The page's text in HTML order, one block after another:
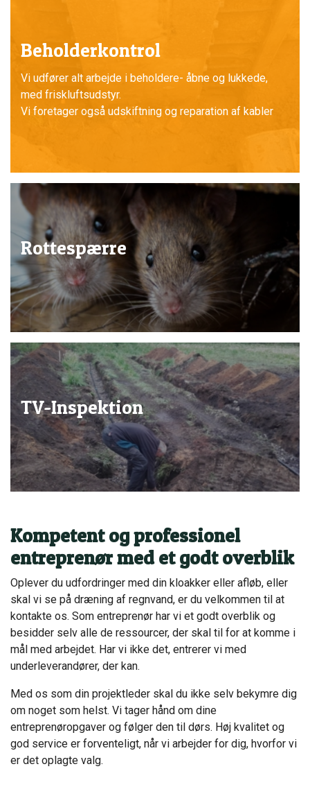
Beholderkontrol
Vi udfører alt arbejde i beholdere- åbne og lukkede,
med friskluftsudstyr.
Vi foretager også udskiftning og reparation af kabler
Rottespærre
TV-Inspektion
Kompetent og professionel
entreprenør med et godt overblik
Oplever du udfordringer med din kloakker eller afløb, eller
skal vi se på dræning af regnvand, er du velkommen til at
kontakte os. Som entreprenør har vi et godt overblik og
besidder selv alle de ressourcer, der skal til for at komme i
mål med arbejdet. Har vi ikke det, entrerer vi med
underleverandører, der kan.
Med os som din projektleder skal du ikke selv bekymre dig
om noget som helst. Vi tager hånd om dine
entreprenøropgaver og følger den til dørs. Høj kvalitet og
god service er forventeligt, når vi arbejder for dig, hvorfor vi
er det oplagte valg.